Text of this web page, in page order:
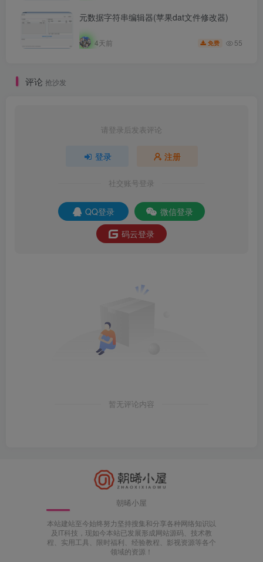
元数据字符串编辑器(苹果dat文件修改器)
4天前 免费 55
评论 抢沙发
请登录后发表评论
登录 注册
社交账号登录
QQ登录
微信登录
码云登录
暂无评论内容
朝晞小屋
本站建站至今始终努力坚持搜集和分享各种网络知识以
及IT科技，现如今本站已发展形成网站源码、技术教
程、实用工具、限时福利、经验教程、影视资源等各个
领域的资源！